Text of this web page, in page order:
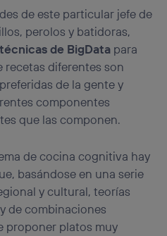
de este particular jefe de
perolos y batidoras,
de BigData para
recetas diferentes son
de la gente y
componentes
que las componen.
de cocina cognitiva hay
basándose en una serie
y cultural, teorías
de combinaciones
proponer platos muy